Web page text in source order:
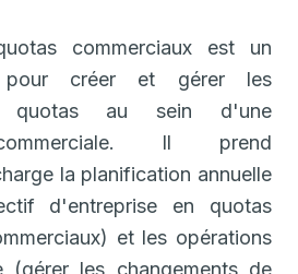
commerciaux est un
pour créer et gérer les
quotas au sein d'une
Il prend
la planification annuelle
d'entreprise en quotas
et les opérations
(gérer les changements de